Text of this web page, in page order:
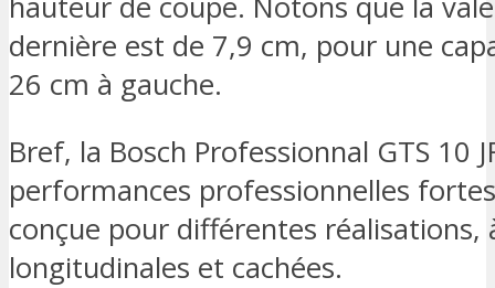
dernière est de 7,9 cm, pour une
26 cm à gauche.
Bref, la Bosch Professionnal GTS 10
performances professionnelles
conçue pour différentes réalisations,
longitudinales et cachées.